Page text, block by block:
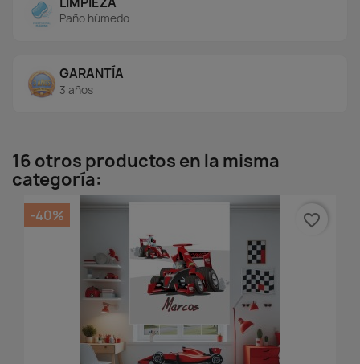
Paño húmedo
GARANTÍA
3 años
16 otros productos en la misma
categoría:
-40% favorite_border